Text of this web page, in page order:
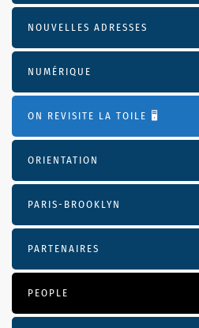
NOUVELLES ADRESSES
NUMÉRIQUE
ON REVISITE LA TOILE 🖥️
ORIENTATION
PARIS-BROOKLYN
PARTENAIRES
PEOPLE